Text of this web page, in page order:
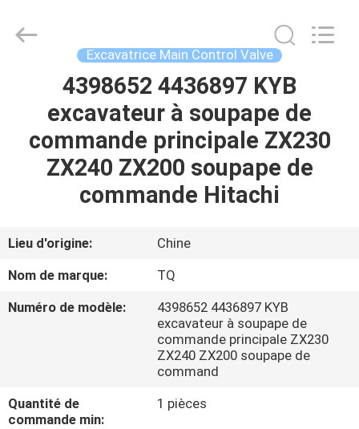
APERÇU
PRODUITS
VR
SHOW
A
NOUS
Machinery
Excavatrice Main Control Valve
4398652 4436897 KYB
excavateur à soupape de
commande principale ZX230
ZX240 ZX200 soupape de
commande Hitachi
Lieu d'origine:
Chine
Nom de marque:
TQ
Numéro de modèle:
4398652 4436897 KYB
excavateur à soupape de
commande principale ZX230
ZX240 ZX200 soupape de
command
Quantité de
commande min:
1 pièces